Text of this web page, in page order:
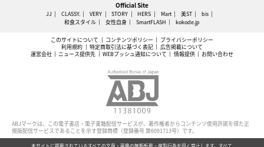
Official Site
JJ CLASSY. VERY STORY HERS Mart 美ST
bis
和食スタイル
女性自身 SmartFLASH kokode.jp
このサイトについて コンテンツポリシー
プライバシーポリシー
利用規約
特定商取引法に基づく表記
広告掲載について
運営会社
ニュース提供先 WEBプッシュ通知について 情報提供 お問い合わせ
ABJマークは、この電子書店・電子書籍配信サービスが、著作権者からコンテンツ使用許諾を得た正
規版配信サービスであることを示す登録商標（登録番号 第6091713号）です。
本サイトに掲載されているすべての文章・画像の無断転載・複製行為を固く禁止します。すべて